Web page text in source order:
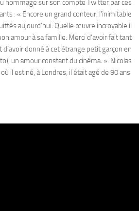
hommage sur son compte Twitter par ces
: « Encore un grand conteur, l’inimitable
aujourd’hui. Quelle œuvre incroyable il
amour à sa famille. Merci d’avoir fait tant
donné à cet étrange petit garçon en
un amour constant du cinéma. ». Nicolas
il est né, à Londres, il était agé de 90 ans.